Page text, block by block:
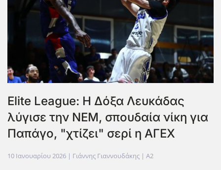
Elite League: Η Δόξα Λευκάδας
λύγισε την ΝΕΜ, σπουδαία νίκη για
Παπάγο, "χτίζει" σερί η ΑΓΕΧ
10 Ιανουαρίου 2026 | Γιάννης Γιαννουδάκης | A2